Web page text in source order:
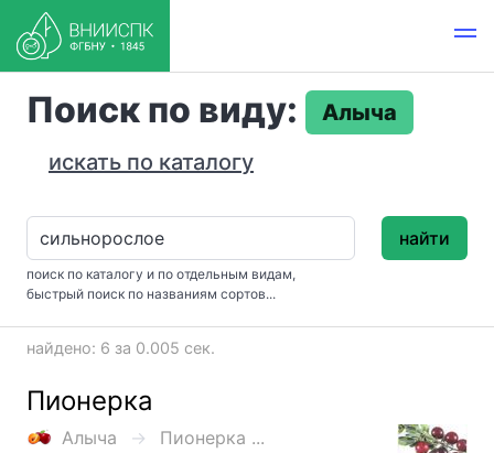
Поиск по виду:
Алыча
искать по каталогу
поиск по каталогу и по отдельным видам,
быстрый поиск по названиям сортов...
найти
найдено: 6 за 0.005 сек.
Пионерка
Алыча
Пионерка ...